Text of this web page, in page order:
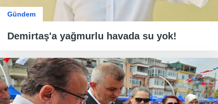
Gündem
Demirtaş'a yağmurlu havada su yok!